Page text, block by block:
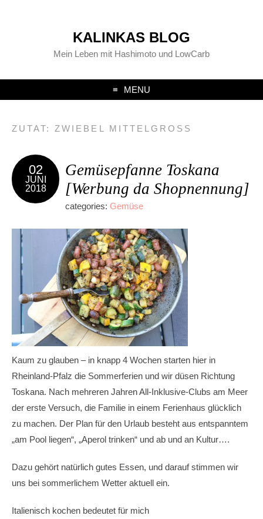
KALINKAS BLOG
Mein Leben mit Hashimoto und LowCarb
MENU
ZUTAT: ZWIEBEL MITTELGROSS
02
JUNI
2018
Gemüsepfanne Toskana
[Werbung da Shopnennung]
categories: Gemüse
Kaum zu glauben – in knapp 4 Wochen starten hier in
Rheinland-Pfalz die Sommerferien und wir düsen Richtung
Toskana. Nach mehreren Jahren All-Inklusive-Clubs am Meer
der erste Versuch, die Familie in einem Ferienhaus glücklich
zu machen. Der Plan für den Urlaub besteht aus entspanntem
„am Pool liegen“, „Aperol trinken“ und ab und an Kultur….
Dazu gehört natürlich gutes Essen, und darauf stimmen wir
uns bei sommerlichem Wetter aktuell ein.
Italienisch kochen bedeutet für mich